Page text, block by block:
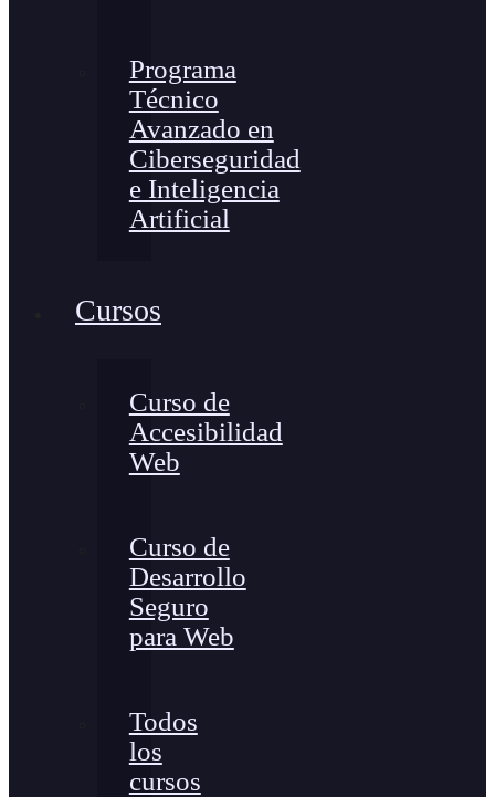
Programa
Técnico
Avanzado en
Ciberseguridad
e Inteligencia
Artificial
Cursos
Curso de
Accesibilidad
Web
Curso de
Desarrollo
Seguro
para Web
Todos
los
cursos